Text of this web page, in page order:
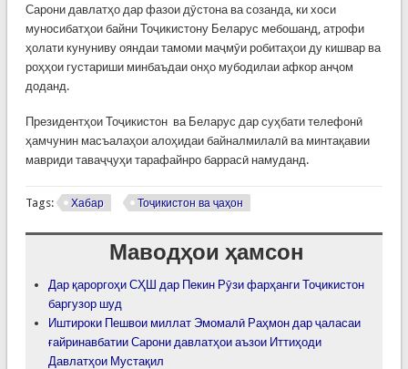
Сарони давлатҳо дар фазои дӯстона ва созанда, ки хоси
муносибатҳои байни Тоҷикистону Беларус мебошанд, атрофи
ҳолати кунуниву ояндаи тамоми маҷмӯи робитаҳои ду кишвар ва
роҳҳои густариши минбаъдаи онҳо мубодилаи афкор анҷом
доданд.
Президентҳои Тоҷикистон ва Беларус дар суҳбати телефонӣ
ҳамчунин масъалаҳои алоҳидаи байналмилалӣ ва минтақавии
мавриди таваҷҷуҳи тарафайнро баррасӣ намуданд.
Tags: Хабар Тоҷикистон ва ҷаҳон
Маводҳои ҳамсон
Дар қароргоҳи СҲШ дар Пекин Рӯзи фарҳанги Тоҷикистон
баргузор шуд
Иштироки Пешвои миллат Эмомалӣ Раҳмон дар ҷаласаи
ғайринавбатии Сарони давлатҳои аъзои Иттиҳоди
Давлатҳои Мустақил